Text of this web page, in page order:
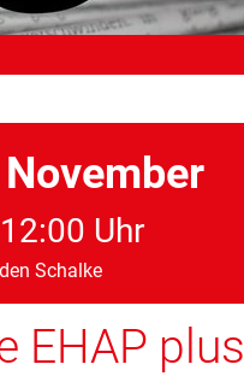
Uhr
Schalke
EHAP plus